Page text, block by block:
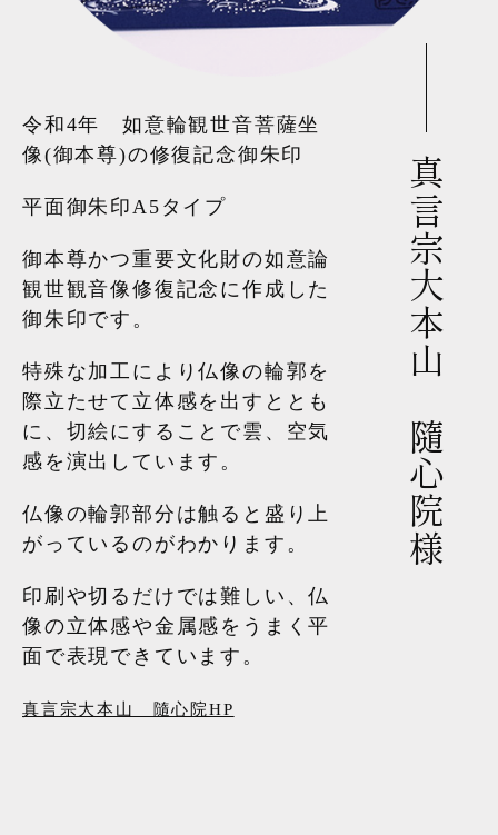
真言宗大本山 隨心院様
令和4年 如意輪観世音菩薩坐
像(御本尊)の修復記念御朱印
平面御朱印A5タイプ
御本尊かつ重要文化財の如意論
観世観音像修復記念に作成した
御朱印です。
特殊な加工により仏像の輪郭を
際立たせて立体感を出すととも
に、切絵にすることで雲、空気
感を演出しています。
仏像の輪郭部分は触ると盛り上
がっているのがわかります。
印刷や切るだけでは難しい、仏
像の立体感や金属感をうまく平
面で表現できています。
真言宗大本山 隨心院HP